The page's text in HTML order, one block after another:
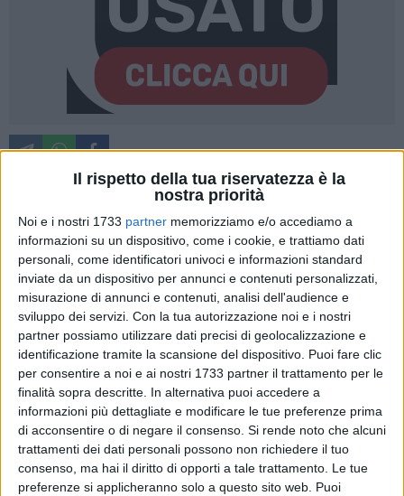
Il rispetto della tua riservatezza è la
nostra priorità
Noi e i nostri 1733 partner memorizziamo e/o accediamo a
informazioni su un dispositivo, come i cookie, e trattiamo dati
personali, come identificatori univoci e informazioni standard
inviate da un dispositivo per annunci e contenuti personalizzati,
misurazione di annunci e contenuti, analisi dell'audience e
sviluppo dei servizi. Con la tua autorizzazione noi e i nostri
partner possiamo utilizzare dati precisi di geolocalizzazione e
identificazione tramite la scansione del dispositivo. Puoi fare clic
per consentire a noi e ai nostri 1733 partner il trattamento per le
finalità sopra descritte. In alternativa puoi accedere a
informazioni più dettagliate e modificare le tue preferenze prima
di acconsentire o di negare il consenso. Si rende noto che alcuni
trattamenti dei dati personali possono non richiedere il tuo
consenso, ma hai il diritto di opporti a tale trattamento. Le tue
preferenze si applicheranno solo a questo sito web. Puoi
A cura di
BIAGIO FANELLI
La Fortis Trani è stata iscritta al campionato di Eccellenza
Pugliese. Il presidente,Paolo Abruzzese, ha assolto il
compito, depositando per tempo tutta la documentazione
necessaria per l'iscrizione. Superato questo scoglio, resta in
alto mare la questione-stadio, un problema sempre attuale.
La Fortis ha presentato richiesta per poter disporre
dell'impianto per allenarsi, ma il Comune non ha ancora
preso una decisione. Il manto erboso è oggetto di intervento
di manutenzione in vista del prossimo campionato ma la
Fortis vorrebbe poter utilizzare la struttura per la
preparazione (inizio previsto il 26 luglio).